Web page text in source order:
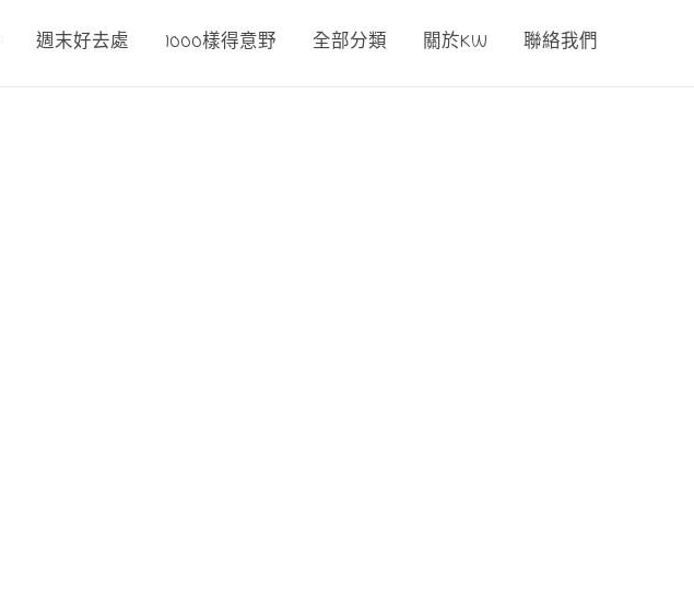
週末好去處 1000樣得意野 全部分類 關於KW 聯絡我們